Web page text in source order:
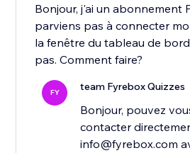
Bonjour, j'ai un abonnement
parviens pas à connecter
la fenêtre du tableau de
pas. Comment faire?
FY team Fyrebox Quizzes
Bonjour, pouvez
contacter
info@fyrebox.com